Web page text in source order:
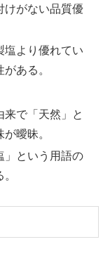
けがない品質優
塩より優れてい
ある。
で「天然」と
曖昧。
」という用語の